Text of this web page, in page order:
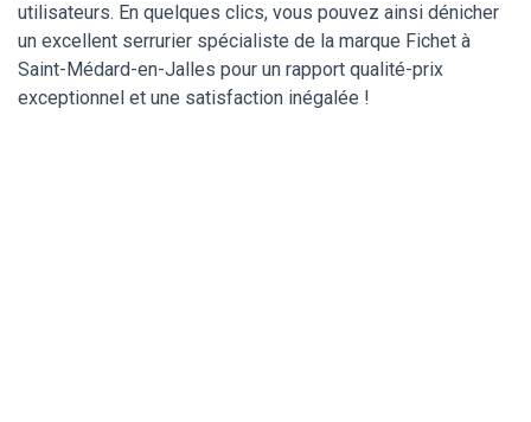
utilisateurs. En quelques clics, vous pouvez ainsi dénicher
un excellent serrurier spécialiste de la marque Fichet à
Saint-Médard-en-Jalles pour un rapport qualité-prix
exceptionnel et une satisfaction inégalée !